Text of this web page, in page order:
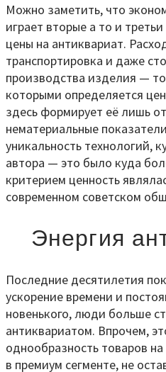
Можно заметить, что
играет вторые а то и
цены на антиквариат.
транспортировка и даже
производства изделия —
которыми определяется
здесь формирует её лишь
нематериальные
уникальность технологий,
автора — это было куда
критерием ценность
современном советском
Энергия
Последние десятилетия
ускорение времени и
новенького, люди больше
антиквариатом. Впрочем,
однообразность товаров
в премиум сегменте, не